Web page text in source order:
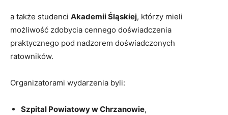
a także studenci Akademii Śląskiej, którzy mieli
możliwość zdobycia cennego doświadczenia
praktycznego pod nadzorem doświadczonych
ratowników.
Organizatorami wydarzenia byli:
Szpital Powiatowy w Chrzanowie,